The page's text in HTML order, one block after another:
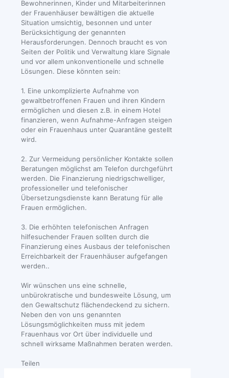
Bewohnerinnen, Kinder und Mitarbeiterinnen
der Frauenhäuser bewältigen die aktuelle
Situation umsichtig, besonnen und unter
Berücksichtigung der genannten
Herausforderungen. Dennoch braucht es von
Seiten der Politik und Verwaltung klare Signale
und vor allem unkonventionelle und schnelle
Lösungen. Diese könnten sein:
1. Eine unkomplizierte Aufnahme von
gewaltbetroffenen Frauen und ihren Kindern
ermöglichen und diesen z.B. in einem Hotel
finanzieren, wenn Aufnahme-Anfragen steigen
oder ein Frauenhaus unter Quarantäne gestellt
wird.
2. Zur Vermeidung persönlicher Kontakte sollen
Beratungen möglichst am Telefon durchgeführt
werden. Die Finanzierung niedrigschwelliger,
professioneller und telefonischer
Übersetzungsdienste kann Beratung für alle
Frauen ermöglichen.
3. Die erhöhten telefonischen Anfragen
hilfesuchender Frauen sollten durch die
Finanzierung eines Ausbaus der telefonischen
Erreichbarkeit der Frauenhäuser aufgefangen
werden..
Wir wünschen uns eine schnelle,
unbürokratische und bundesweite Lösung, um
den Gewaltschutz flächendeckend zu sichern.
Neben den von uns genannten
Lösungsmöglichkeiten muss mit jedem
Frauenhaus vor Ort über individuelle und
schnell wirksame Maßnahmen beraten werden.
Teilen